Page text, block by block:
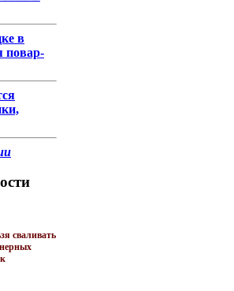
в
повар-
сваливать